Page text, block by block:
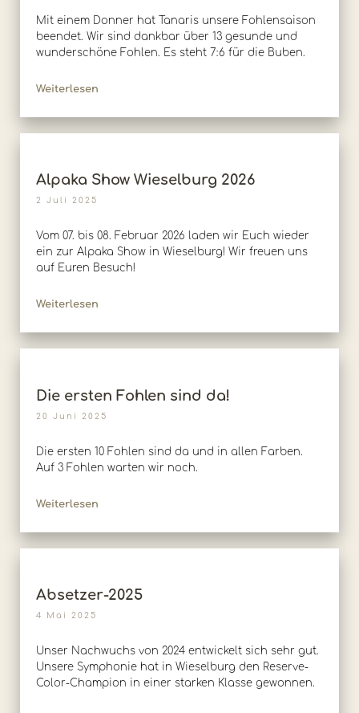
Mit einem Donner hat Tanaris unsere Fohlensaison
beendet. Wir sind dankbar über 13 gesunde und
wunderschöne Fohlen. Es steht 7:6 für die Buben.
Weiterlesen
Alpaka Show Wieselburg 2026
2 Juli 2025
Vom 07. bis 08. Februar 2026 laden wir Euch wieder
ein zur Alpaka Show in Wieselburg! Wir freuen uns
auf Euren Besuch!
Weiterlesen
Die ersten Fohlen sind da!
20 Juni 2025
Die ersten 10 Fohlen sind da und in allen Farben.
Auf 3 Fohlen warten wir noch.
Weiterlesen
Absetzer-2025
4 Mai 2025
Unser Nachwuchs von 2024 entwickelt sich sehr gut.
Unsere Symphonie hat in Wieselburg den Reserve-
Color-Champion in einer starken Klasse gewonnen.